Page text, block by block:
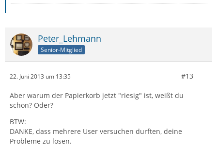
Peter_Lehmann
Senior-Mitglied
22. Juni 2013 um 13:35 #13
Aber warum der Papierkorb jetzt "riesig" ist, weißt du
schon? Oder?
BTW:
DANKE, dass mehrere User versuchen durften, deine
Probleme zu lösen.